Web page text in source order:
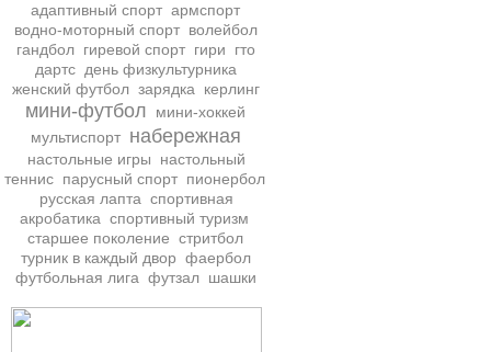
адаптивный спорт армспорт
водно-моторный спорт волейбол
гандбол гиревой спорт гири
гто
дартс день физкультурника
женский футбол зарядка керлинг
мини-футбол
мини-хоккей
мультиспорт набережная
настольные игры
настольный
теннис парусный спорт пионербол
русская лапта спортивная
акробатика спортивный туризм
старшее поколение стритбол
турник в каждый двор фаербол
футбольная лига футзал шашки